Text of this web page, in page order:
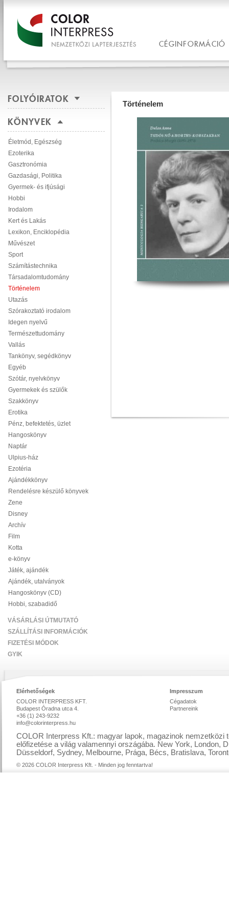
CÉGINFORMÁCIÓ
FOLYÓIRATOK
KÖNYVEK
Életmód, Egészség
Ezoterika
Gasztronómia
Gazdasági, Politika
Gyermek- és ifjúsági
Hobbi
Irodalom
Kert és Lakás
Lexikon, Enciklopédia
Művészet
Sport
Számítástechnika
Társadalomtudomány
Történelem
Utazás
Szórakoztató irodalom
Idegen nyelvű
Természettudomány
Vallás
Tankönyv, segédkönyv
Egyéb
Szótár, nyelvkönyv
Gyermekek és szülők
Szakkönyv
Erotika
Pénz, befektetés, üzlet
Hangoskönyv
Naptár
Ulpius-ház
Ezotéria
Ajándékkönyv
Rendelésre készülő könyvek
Zene
Disney
Archív
Film
Kotta
e-könyv
Játék, ajándék
Ajándék, utalványok
Hangoskönyv (CD)
Hobbi, szabadidő
VÁSÁRLÁSI ÚTMUTATÓ
SZÁLLÍTÁSI INFORMÁCIÓK
FIZETÉSI MÓDOK
GYIK
Történelem
Elérhetőségek
COLOR INTERPRESS KFT.
Budapest Óradna utca 4.
+36 (1) 243-9232
info@colorinterpress.hu
Impresszum
Cégadatok
Partnereink
COLOR Interpress Kft.: magyar lapok, magazinok nemzetközi
előfizetése a világ valamennyi országába. New York, London,
Düsseldorf, Sydney, Melbourne, Prága, Bécs, Bratislava,
© 2026 COLOR Interpress Kft. - Minden jog fenntartva!